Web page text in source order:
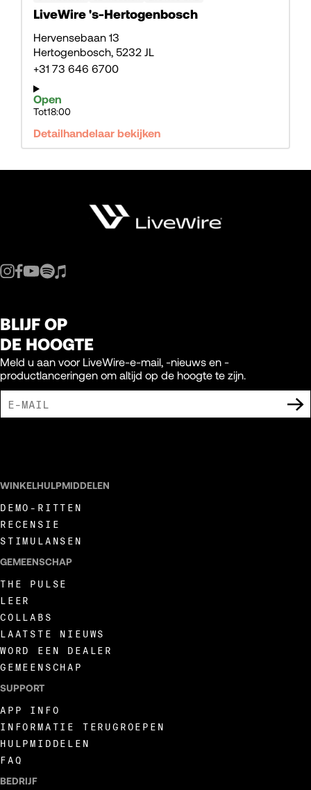
LiveWire 's-Hertogenbosch
Hervensebaan 13
Hertogenbosch 5232 JL
+31 73 646 6700
Open
Tot18:00
Detailhandelaar bekijken
BLIJF OP
DE HOOGTE
Meld u aan voor LiveWire-e-mail, -nieuws en -
productlanceringen om altijd op de hoogte te zijn.
WINKELHULPMIDDELEN
DEMO-RITTEN
RECENSIE
STIMULANSEN
GEMEENSCHAP
THE PULSE
LEER
COLLABS
LAATSTE NIEUWS
WORD EEN DEALER
GEMEENSCHAP
SUPPORT
APP INFO
INFORMATIE TERUGROEPEN
HULPMIDDELEN
FAQ
BEDRIJF